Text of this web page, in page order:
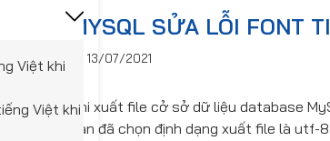
MYSQL SỬA LỖI FONT
13/07/2021
Khi xuất file cở sở dữ liệu database
bạn đã chọn định dạng xuất file là utf-8.
Việt khi
Việt khi